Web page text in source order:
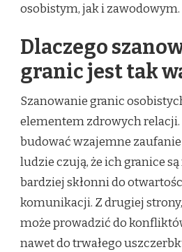
osobistym, jak i zawodowym.
Dlaczego
granic jest tak
Szanowanie granic
elementem zdrowych relacji.
budować wzajemne zaufanie
ludzie czują, że ich granice
bardziej skłonni do
komunikacji. Z drugiej
może prowadzić do
nawet do trwałego